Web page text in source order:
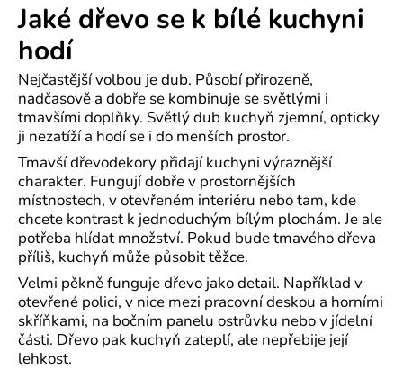
Jaké dřevo se k bílé kuchyni
hodí
Nejčastější volbou je dub. Působí přirozeně,
nadčasově a dobře se kombinuje se světlými i
tmavšími doplňky. Světlý dub kuchyň zjemní, opticky
ji nezatíží a hodí se i do menších prostor.
Tmavší dřevodekory přidají kuchyni výraznější
charakter. Fungují dobře v prostornějších
místnostech, v otevřeném interiéru nebo tam, kde
chcete kontrast k jednoduchým bílým plochám. Je ale
potřeba hlídat množství. Pokud bude tmavého dřeva
příliš, kuchyň může působit těžce.
Velmi pěkně funguje dřevo jako detail. Například v
otevřené polici, v nice mezi pracovní deskou a horními
skříňkami, na bočním panelu ostrůvku nebo v jídelní
části. Dřevo pak kuchyň zateplí, ale nepřebije její
lehkost.